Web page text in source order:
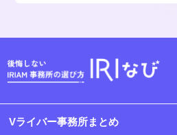
Vライバー事務所まとめ